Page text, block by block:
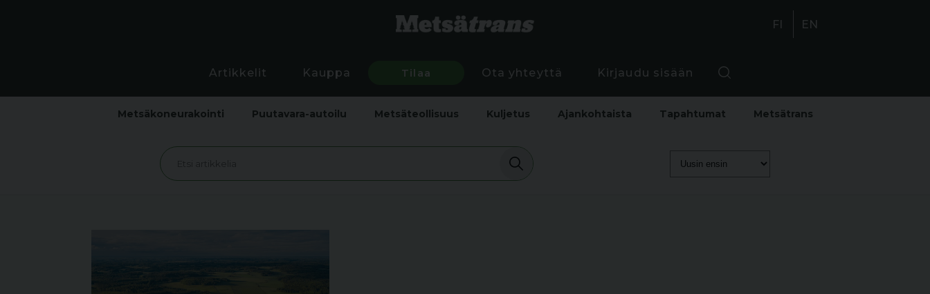
FI EN
Artikkelit Kauppa Tilaa Ota yhteyttä Kirjaudu sisään
Metsäkoneurakointi Puutavara-autoilu Metsäteollisuus Kuljetus Ajankohtaista Tapahtumat Metsätrans